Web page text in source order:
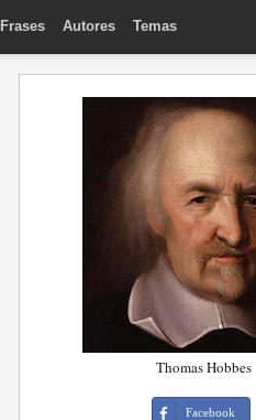
Frases Autores Temas
Thomas Hobbes
Facebook